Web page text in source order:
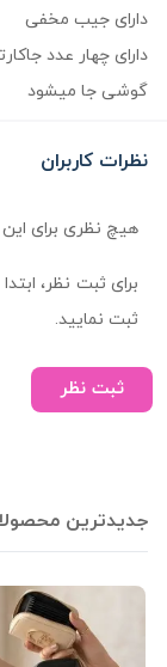
دارای جیب مخفی
دارای چهار عدد
گوشی جا میشود
نظرات کاربران
هیچ نظری برای
برای ثبت نظر،
ثبت نمایید.
ثبت نظر
جدیدترین